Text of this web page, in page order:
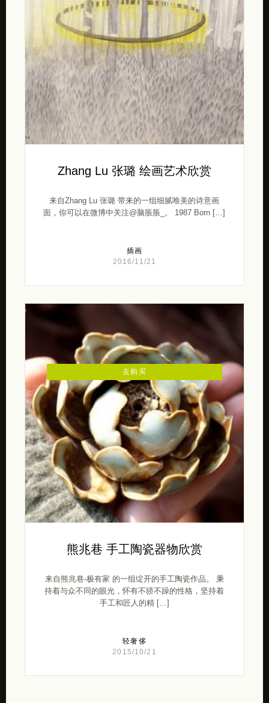
Zhang Lu 张璐 绘画艺术欣赏
来自Zhang Lu 张璐 带来的一组细腻唯美的诗意画
面，你可以在微博中关注@脑脹脹_。 1987 Born […]
插画
2016/11/21
去购买
熊兆巷 手工陶瓷器物欣赏
来自熊兆巷-极有家 的一组绽开的手工陶瓷作品。 秉
持着与众不同的眼光，怀有不骄不躁的性格，坚持着
手工和匠人的精 […]
轻奢侈
2015/10/21